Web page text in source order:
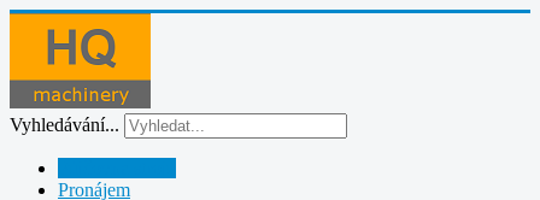
Vyhledávání...
Pronájem